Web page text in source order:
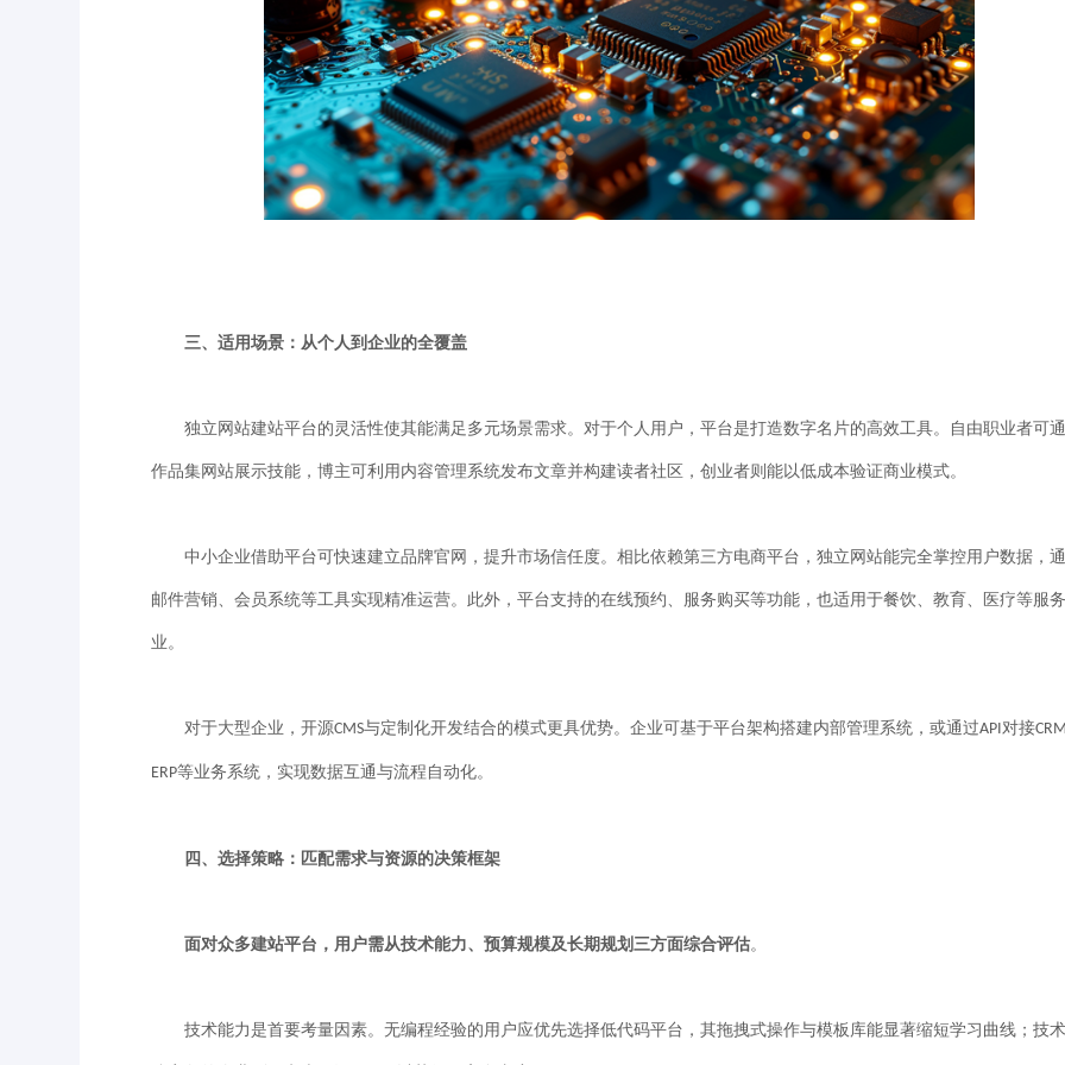
三、适用场景：从个人到企业的全覆盖
独立网站建站平台的灵活性使其能满足多元场景需求。对于个人用户，平台是打造数字名片的高效工具。自由职业者可
作品集网站展示技能，博主可利用内容管理系统发布文章并构建读者社区，创业者则能以低成本验证商业模式。
中小企业借助平台可快速建立品牌官网，提升市场信任度。相比依赖第三方电商平台，独立网站能完全掌控用户数据，
邮件营销、会员系统等工具实现精准运营。此外，平台支持的在线预约、服务购买等功能，也适用于餐饮、教育、医疗等服
业。
对于大型企业，开源CMS与定制化开发结合的模式更具优势。企业可基于平台架构搭建内部管理系统，或通过API对接
ERP等业务系统，实现数据互通与流程自动化。
四、选择策略：匹配需求与资源的决策框架
面对众多建站平台，用户需从技术能力、预算规模及长期规划三方面综合评估。
技术能力是首要考量因素。无编程经验的用户应优先选择低代码平台，其拖拽式操作与模板库能显著缩短学习曲线；技